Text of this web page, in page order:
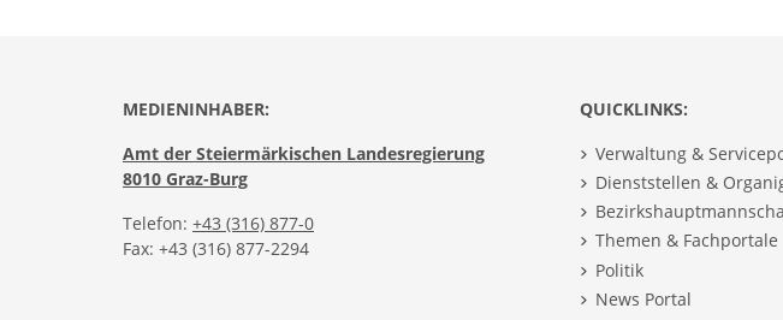
MEDIENINHABER:
Amt der Steiermärkischen Landesregierung
8010 Graz-Burg
Telefon: +43 (316) 877-0
Fax: +43 (316) 877-2294
QUICKLINKS:
Verwaltung &
Dienststellen &
Themen & Fachportale
Politik
News Portal